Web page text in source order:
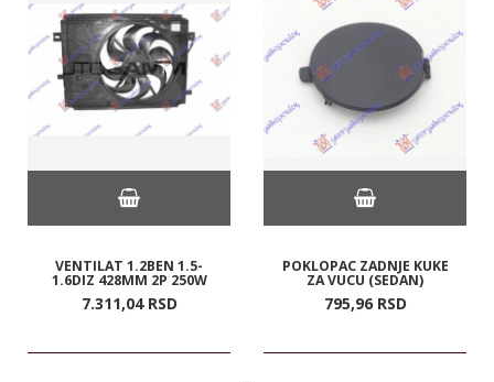
VENTILAT 1.2BEN 1.5-
1.6DIZ 428MM 2P 250W
7.311,04 RSD
POKLOPAC ZADNJE KUKE
ZA VUCU (SEDAN)
795,96 RSD